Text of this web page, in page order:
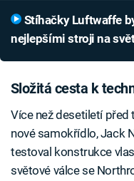
nejlepšími stroji na
Složitá cesta k
Více než desetiletí před
nové samokřídlo, Jack
testoval konstrukce
světové válce se